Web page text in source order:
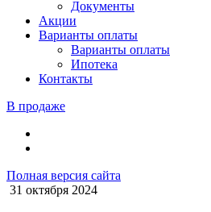
Документы
Акции
Варианты оплаты
Варианты оплаты
Ипотека
Контакты
В продаже
Полная версия сайта
31 октября 2024